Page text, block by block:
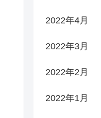
2022年4月
2022年3月
2022年2月
2022年1月